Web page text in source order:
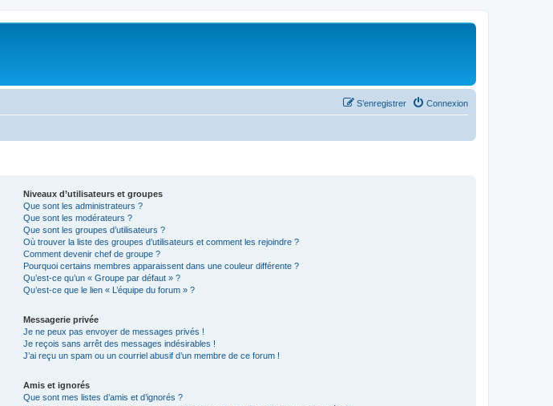
Connexion
S’enregistrer
Niveaux d’utilisateurs et groupes
Que sont les administrateurs ?
Que sont les modérateurs ?
Que sont les groupes d’utilisateurs ?
Où trouver la liste des groupes d’utilisateurs et comment les rejoindre ?
Comment devenir chef de groupe ?
Pourquoi certains membres apparaissent dans une couleur différente ?
Qu’est-ce qu’un « Groupe par défaut » ?
Qu’est-ce que le lien « L’équipe du forum » ?
Messagerie privée
Je ne peux pas envoyer de messages privés !
Je reçois sans arrêt des messages indésirables !
J’ai reçu un spam ou un courriel abusif d’un membre de ce forum !
Amis et ignorés
Que sont mes listes d’amis et d’ignorés ?